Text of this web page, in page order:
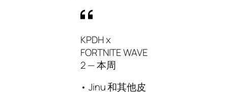
KPDH x
FORTNITE WAVE
2 — 本周
• Jinu 和其他皮